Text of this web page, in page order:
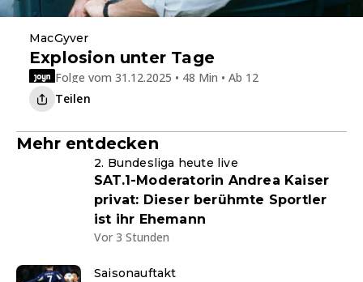
MacGyver
Explosion unter Tage
Folge vom 31.12.2025 • 48 Min • Ab 12
Teilen
Mehr entdecken
2. Bundesliga heute live
SAT.1-Moderatorin Andrea Kaiser
privat: Dieser berühmte Sportler
ist ihr Ehemann
Vor 3 Stunden
Saisonauftakt